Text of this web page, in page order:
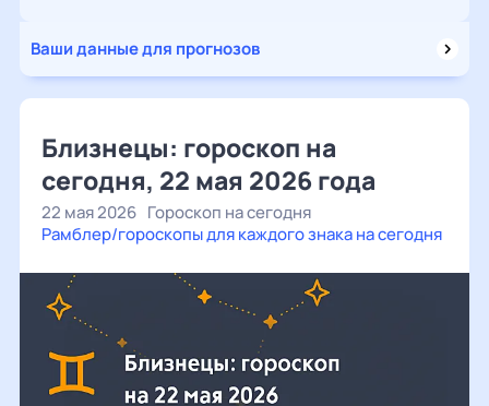
Ваши данные для прогнозов
Близнецы: гороскоп на
сегодня, 22 мая 2026 года
22 мая 2026 Гороскоп на сегодня
Рамблер/гороскопы для каждого знака на сегодня